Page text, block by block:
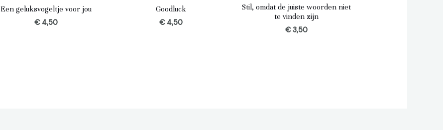
Een geluksvogeltje voor jou
€4,50
Goodluck
€4,50
Stil, omdat de juiste woorden niet
te vinden zijn
€3,50